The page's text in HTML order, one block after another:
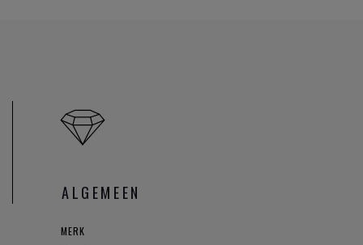
ALGEMEEN
MERK